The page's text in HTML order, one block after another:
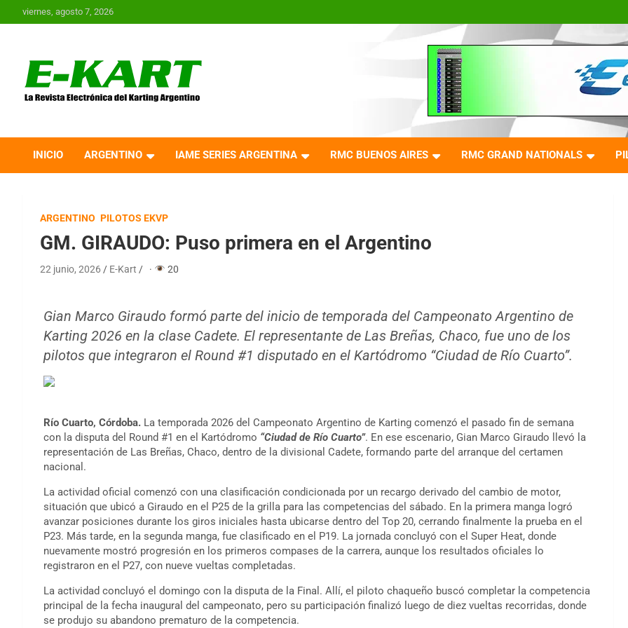
al
viernes, agosto 7, 2026
Revista Electrónica del
INICIO ARGENTINO IAME SERIES ARGENTINA RMC BUENOS AIRES RMC GRAND NATIONALS
ARGENTINO PILOTOS EKVP
GM. GIRAUDO: Puso primera en el Argentino
22 junio, 2026 E-Kart · 20
Gian Marco Giraudo formó parte del inicio de temporada del Campeonato Argentino de
Karting 2026 en la clase Cadete. El representante de Las Breñas, Chaco, fue uno de los
pilotos que integraron el Round #1 disputado en el Kartódromo “Ciudad de Río Cuarto”.
Río Cuarto, Córdoba. La temporada 2026 del Campeonato Argentino de Karting comenzó el pasado fin de semana
con la disputa del Round #1 en el Kartódromo “Ciudad de Río Cuarto”. En ese escenario, Gian Marco Giraudo llevó la
representación de Las Breñas, Chaco, dentro de la divisional Cadete, formando parte del arranque del certamen
nacional.
La actividad oficial comenzó con una clasificación condicionada por un recargo derivado del cambio de motor,
situación que ubicó a Giraudo en el P25 de la grilla para las competencias del sábado. En la primera manga logró
avanzar posiciones durante los giros iniciales hasta ubicarse dentro del Top 20, cerrando finalmente la prueba en el
P23. Más tarde, en la segunda manga, fue clasificado en el P19. La jornada concluyó con el Super Heat, donde
nuevamente mostró progresión en los primeros compases de la carrera, aunque los resultados oficiales lo
registraron en el P27, con nueve vueltas completadas.
La actividad concluyó el domingo con la disputa de la Final. Allí, el piloto chaqueño buscó completar la competencia
principal de la fecha inaugural del campeonato, pero su participación finalizó luego de diez vueltas recorridas, donde
se produjo su abandono prematuro de la competencia.